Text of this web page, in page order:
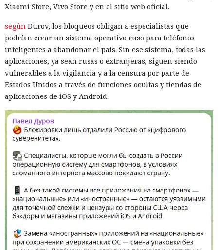
Xiaomi Store, Vivo Store y en el sitio web oficial.
según Durov, los bloqueos obligan a especialistas que
podrían crear un sistema operativo ruso para teléfonos
inteligentes a abandonar el país. Sin ese sistema, todas las
aplicaciones, ya sean rusas o extranjeras, siguen siendo
vulnerables a la vigilancia y a la censura por parte de
Estados Unidos a través de funciones ocultas y tiendas de
aplicaciones de iOS y Android.